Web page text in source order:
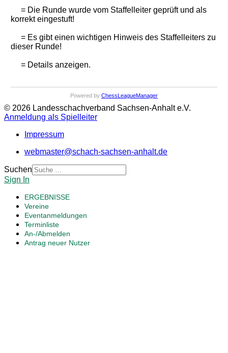
= Die Runde wurde vom Staffelleiter geprüft und als
korrekt eingestuft!
= Es gibt einen wichtigen Hinweis des Staffelleiters zu
dieser Runde!
= Details anzeigen.
Powered by ChessLeagueManager
© 2026 Landesschachverband Sachsen-Anhalt e.V.
Anmeldung als Spielleiter
Impressum
webmaster@schach-sachsen-anhalt.de
Suchen
Sign In
ERGEBNISSE
Vereine
Eventanmeldungen
Terminliste
An-/Abmelden
Antrag neuer Nutzer